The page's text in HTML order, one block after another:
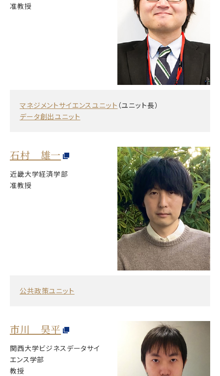
准教授
マネジメントサイエンスユニット （ユニット長）
データ創出ユニット
石村 雄一
近畿大学経済学部
准教授
公共政策ユニット
市川 昊平
関西大学ビジネスデータサイ
エンス学部
教授